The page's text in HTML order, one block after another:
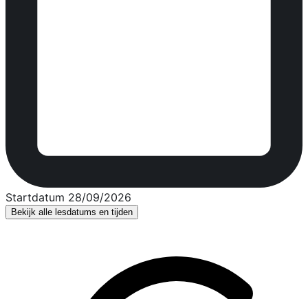
Startdatum 28/09/2026
Bekijk alle lesdatums en tijden